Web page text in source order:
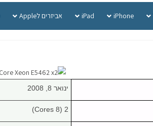
iPhone
iPad אביזרים לApple
ינואר 8, 2008
2 (8 Cores)